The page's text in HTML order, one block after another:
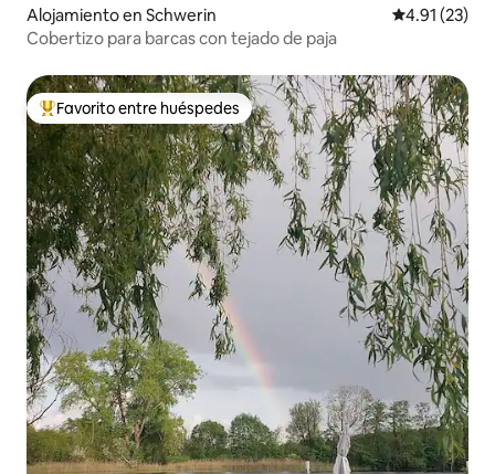
Alojamiento en Schwerin Calificación
4.91 (23)
Cobertizo para barcas con tejado de paja
Favorito entre huéspedes preferido
Favorito entre huéspedes